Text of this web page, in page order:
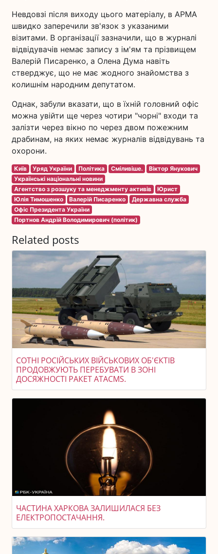
Невдовзі після виходу цього матеріалу, в АРМА
швидко заперечили зв'язок з указаними
візитами. В організації зазначили, що в журналі
відвідувачів немає запису з ім'ям та прізвищем
Валерій Писаренко, а Олена Дума навіть
стверджує, що не має жодного знайомства з
колишнім народним депутатом.
Однак, забули вказати, що в їхній головний офіс
можна увійти ще через чотири "чорні" входи та
залізти через вікно по через двом пожежним
драбинам, на яких немає журналів відвідувань та
охорони.
Київ Уряд України Політика Сміливіше.
Віктор Янукович
Українські національні новини
Агентство з розшуку та менеджменту активів
Юрист
Юлія Тимошенко
Валерій Писаренко
Державна служба
Офіс Президента України
Портнов Андрій Володимирович (політик)
Related posts
СОТНІ РОСІЙСЬКИХ ВІЙСЬКОВИХ ОБ'ЄКТІВ
ПРОДОВЖУЮТЬ ПЕРЕБУВАТИ В ЗОНІ
ДОСЯЖНОСТІ РАКЕТ ATACMS.
ЧАСТИНА ХАРКОВА ЗАЛИШИЛАСЯ БЕЗ
ЕЛЕКТРОПОСТАЧАННЯ.